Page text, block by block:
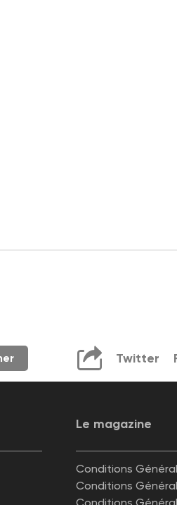
Twitter
Le magazine
Conditions
Conditions